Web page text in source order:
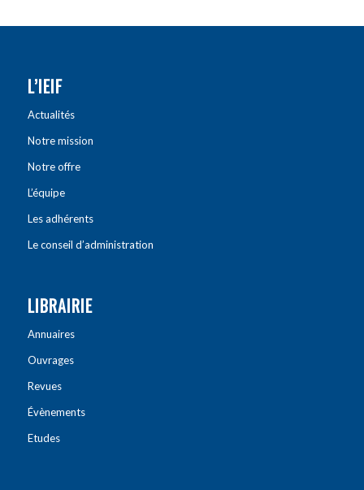
L’IEIF
Actualités
Notre mission
Notre offre
L’équipe
Les adhérents
Le conseil d’administration
LIBRAIRIE
Annuaires
Ouvrages
Revues
Évènements
Etudes